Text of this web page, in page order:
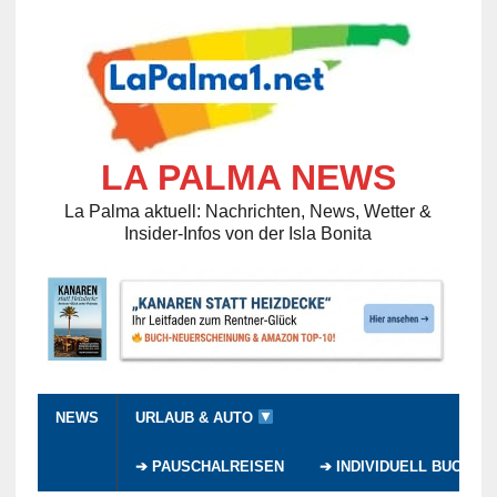
LA PALMA NEWS
La Palma aktuell: Nachrichten, News, Wetter &
Insider-Infos von der Isla Bonita
NEWS URLAUB & AUTO
➔ PAUSCHALREISEN ➔ INDIVIDUELL BUCHEN